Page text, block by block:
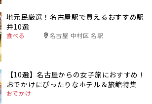
地元民厳選！名古屋駅で買えるおすすめ駅
弁10選
食べる 名古屋 中村区 名駅
【10選】名古屋からの女子旅におすすめ！
おでかけにぴったりなホテル＆旅館特集
おでかけ